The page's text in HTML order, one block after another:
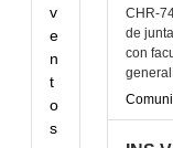
v
e
n
t
o
s
CHR-
de
con